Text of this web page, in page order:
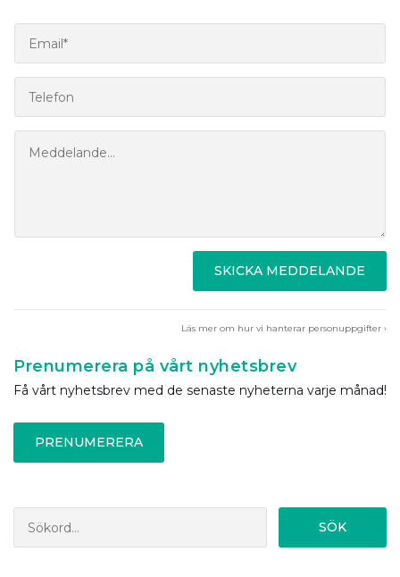
SKICKA MEDDELANDE
Läs mer om hur vi hanterar personuppgifter ›
Prenumerera på vårt nyhetsbrev
Få vårt nyhetsbrev med de senaste nyheterna varje månad!
PRENUMERERA
SÖK